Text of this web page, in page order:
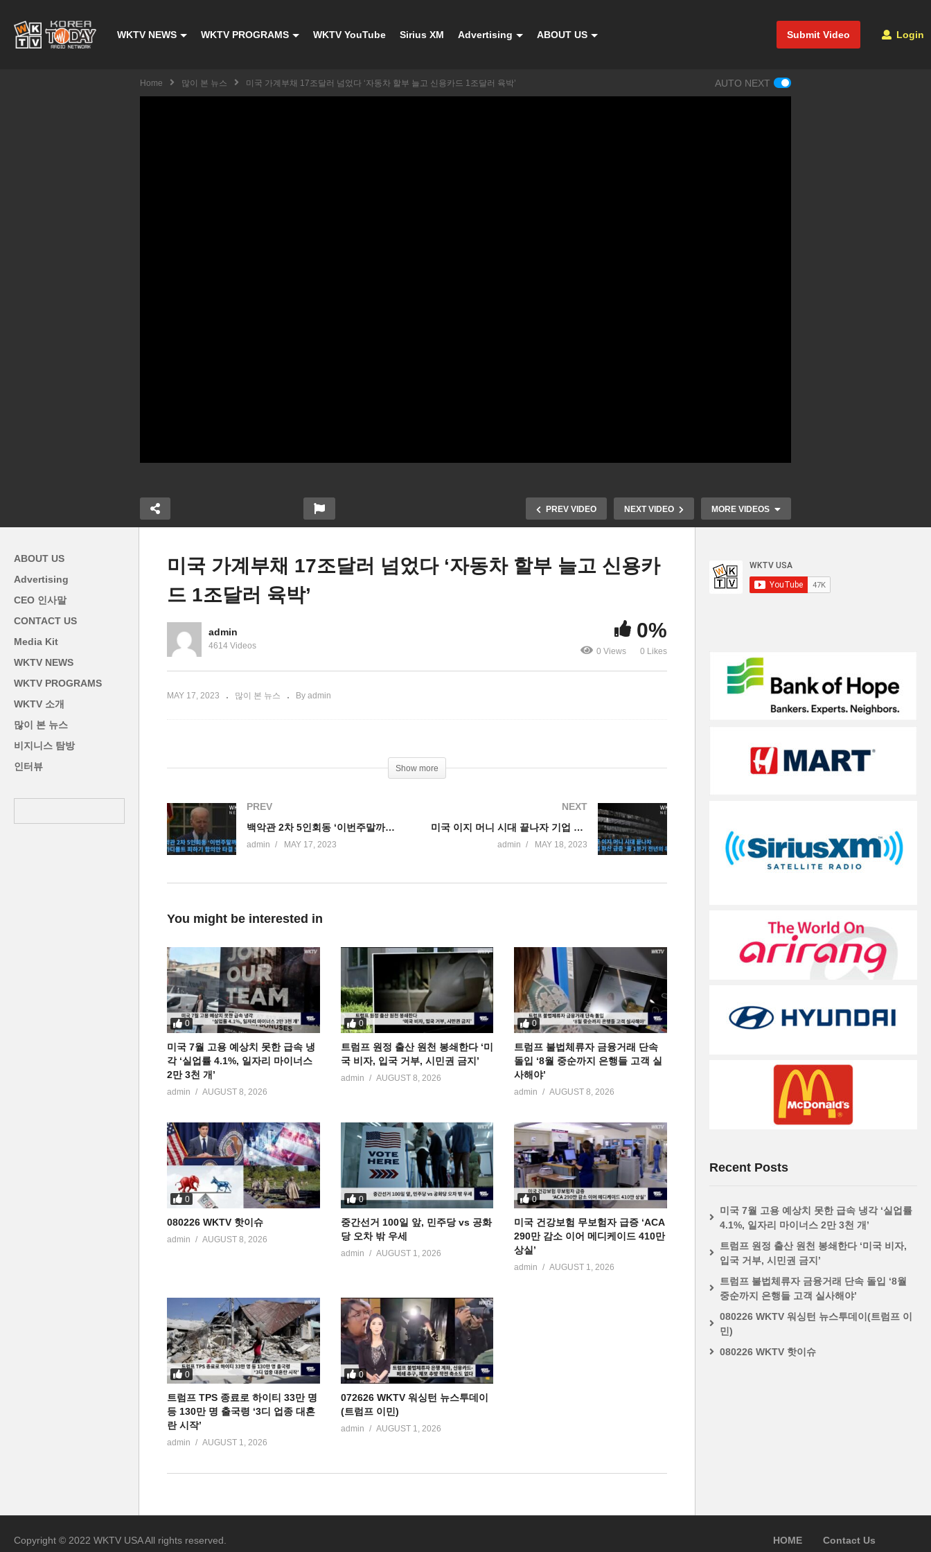
Submit Video Login
WKTV NEWS WKTV PROGRAMS WKTV YouTube Sirius XM Advertising ABOUT US
Home 많이 본 뉴스 미국 가계부채 17조달러 넘었다 ‘자동차 할부 늘고 신용카드 1조달러 육박’ AUTO NEXT
PREV VIDEO NEXT VIDEO MORE VIDEOS
사 ‘한인청
미국 여권 지연사태 갈수록 악
미국 운전석 에어백 사상 최대
ABOUT US
Advertising
CEO 인사말
CONTACT US
Media Kit
WKTV NEWS
WKTV PROGRAMS
WKTV 소개
많이 본 뉴스
비지니스 탐방
인터뷰
미국 가계부채 17조달러 넘었다 ‘자동차 할부 늘고 신용카
드 1조달러 육박’
admin
4614 Videos
0%
0 Views 0 Likes
MAY 17, 2023 많이 본 뉴스 By admin
Show more
PREV
백악관 2차 5인회동 ‘이번주말까지 국가디폴트 피하기 합의안 타결 노력’
admin MAY 17, 2023
NEXT
미국 이지 머니 시대 끝나자 기업 파산 급증 ‘올 1분기 전년의 두배’
admin MAY 18, 2023
You might be interested in
0
미국 7월 고용 예상치 못한 급속 냉
각 ‘실업률 4.1%, 일자리 마이너스
2만 3천 개’
admin AUGUST 8, 2026
0
트럼프 원정 출산 원천 봉쇄한다 ‘미
국 비자, 입국 거부, 시민권 금지’
admin AUGUST 8, 2026
0
트럼프 불법체류자 금융거래 단속
돌입 ‘8월 중순까지 은행들 고객 실
사해야’
admin AUGUST 8, 2026
0
080226 WKTV 핫이슈
admin AUGUST 8, 2026
0
중간선거 100일 앞, 민주당 vs 공화
당 오차 밖 우세
admin AUGUST 1, 2026
0
미국 건강보험 무보험자 급증 ‘ACA
290만 감소 이어 메디케이드 410만
상실’
admin AUGUST 1, 2026
0
트럼프 TPS 종료로 하이티 33만 명
등 130만 명 출국령 ‘3디 업종 대혼
란 시작’
admin AUGUST 1, 2026
0
072626 WKTV 워싱턴 뉴스투데이
(트럼프 이민)
admin AUGUST 1, 2026
Recent Posts
미국 7월 고용 예상치 못한 급속 냉각 ‘실업률
4.1%, 일자리 마이너스 2만 3천 개’
트럼프 원정 출산 원천 봉쇄한다 ‘미국 비자,
입국 거부, 시민권 금지’
트럼프 불법체류자 금융거래 단속 돌입 ‘8월
중순까지 은행들 고객 실사해야’
080226 WKTV 워싱턴 뉴스투데이(트럼프 이
민)
080226 WKTV 핫이슈
Copyright © 2022 WKTV USA All rights reserved. HOME Contact Us